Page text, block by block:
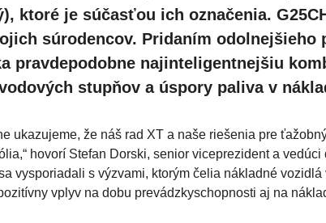
ktoré je súčasťou ich označenia.
súrodencov. Pridaním odolnejšieho
pravdepodobne najinteligentnejšiu
stupňov a úspory paliva v
ukazujeme, že náš rad XT a naše riešenia pre
hovorí Stefan Dorski, senior viceprezident a
vysporiadali s výzvami, ktorým čelia nákladné vozidlá
vplyv na dobu prevádzkyschopnosti aj na